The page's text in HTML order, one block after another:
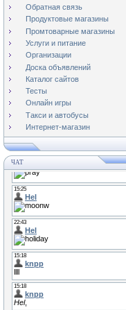
Обратная связь
Продуктовые магазины
Промтоварные магазины
Услуги и питание
Организации
Доска объявлений
Каталог сайтов
Тесты
Онлайн игры
Такси и автобусы
Интернет-магазин
ЧАТ